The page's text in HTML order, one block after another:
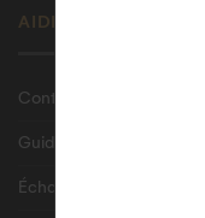
AIDE
Contactez-nous
Guide des tailles bagues
Échanges & retours